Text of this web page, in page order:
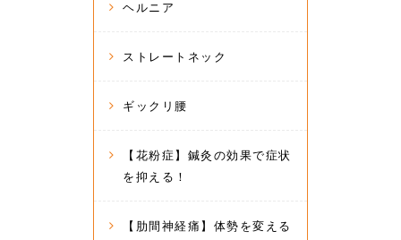
ヘルニア
ストレートネック
ギックリ腰
【花粉症】鍼灸の効果で症状
を抑える！
【肋間神経痛】体勢を変える